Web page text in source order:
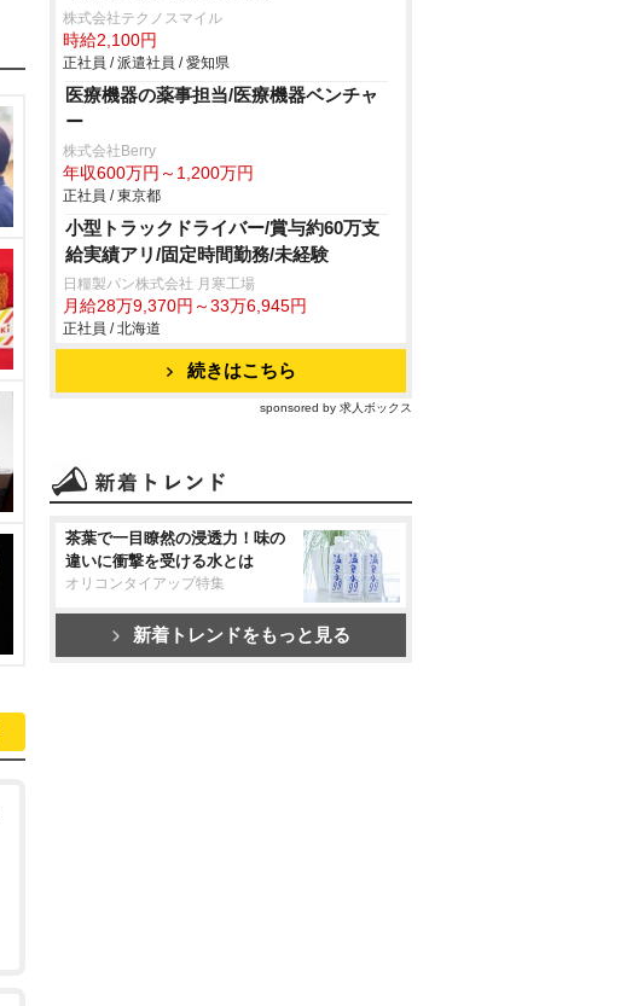
株式会社テクノスマイル
時給2,100円
正社員 / 派遣社員 / 愛知県
医療機器の薬事担当/医療機器ベンチャ
ー
株式会社Berry
年収600万円～1,200万円
正社員 / 東京都
小型トラックドライバー/賞与約60万支
給実績アリ/固定時間勤務/未経験
日糧製パン株式会社 月寒工場
月給28万9,370円～33万6,945円
正社員 / 北海道
続きはこちら
sponsored by 求人ボックス
茶葉で一目瞭然の浸透力！味の
違いに衝撃を受ける水とは
オリコンタイアップ特集
新着トレンドをもっと見る